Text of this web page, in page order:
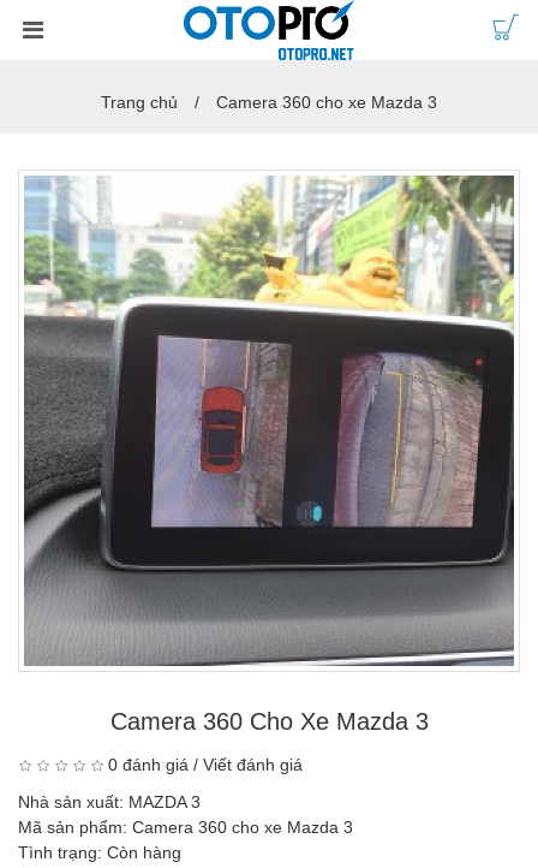
Trang chủ Camera 360 cho xe Mazda 3
Camera 360 Cho Xe Mazda 3
0 đánh giá / Viết đánh giá
Nhà sản xuất: MAZDA 3
Mã sản phẩm: Camera 360 cho xe Mazda 3
Tình trạng: Còn hàng